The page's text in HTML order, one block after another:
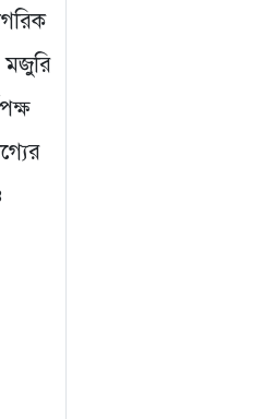
মজুরি